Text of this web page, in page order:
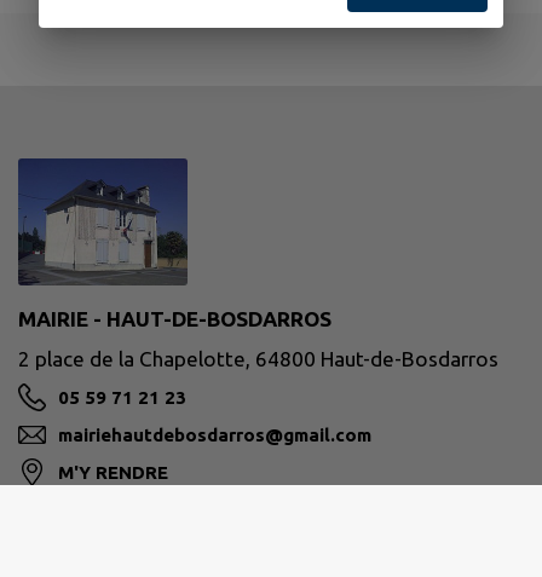
MAIRIE - HAUT-DE-BOSDARROS
2 place de la Chapelotte, 64800 Haut-de-Bosdarros
05 59 71 21 23
mairiehautdebosdarros@gmail.com
M'Y RENDRE